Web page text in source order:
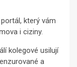
který vám
i ciziny.
kolegové usilují
a